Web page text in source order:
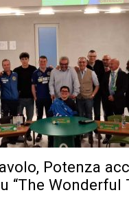
Potenza
“The Wonderful